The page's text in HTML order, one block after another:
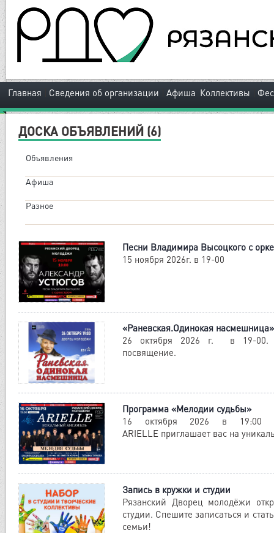
Главная Сведения об организации Афиша Коллективы
ДОСКА ОБЪЯВЛЕНИЙ (6)
Объявления
Афиша
Разное
Песни Владимира Высоцкого с
15 ноября 2026г. в 19-00
«Раневская.Одинокая насмешница»
26 октября 2026 г. в 19-00.
посвящение.
Программа «Мелодии судьбы»
16 октября 2026 в 19:00
ARIELLE приглашает вас на
Запись в кружки и студии
Рязанский Дворец молодёжи
студии. Спешите записаться и
семьи!